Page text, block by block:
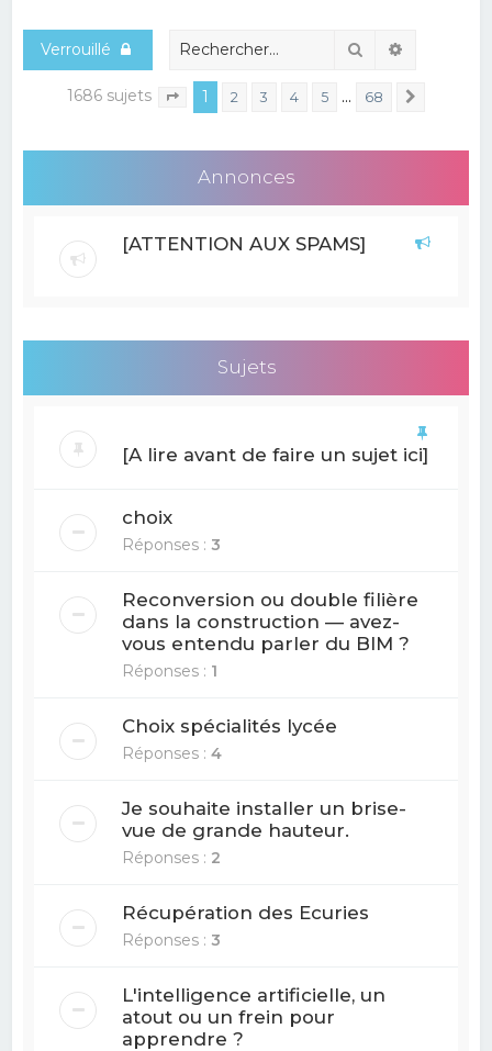
e
Verrouillé Rechercher
1686 sujets Page sur 68
1 2 3 4 5 … 68
Annonces
[ATTENTION AUX SPAMS]
Sujets
[A lire avant de faire un sujet ici]
choix
Réponses :3
Reconversion ou double filière
dans la construction — avez-
vous entendu parler du BIM ?
Réponses : 1
Choix spécialités lycée
Réponses :4
Je souhaite installer un brise-
vue de grande hauteur.
Réponses : 2
Récupération des Ecuries
Réponses :3
L'intelligence artificielle, un
atout ou un frein pour
apprendre ?